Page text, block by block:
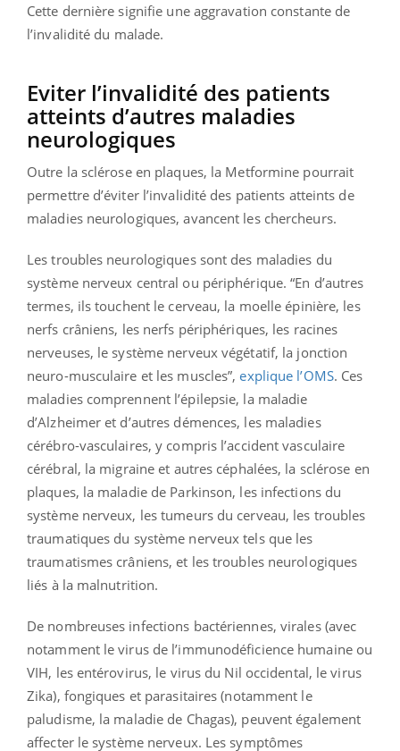
Cette dernière signifie une aggravation constante de
l’invalidité du malade.
Eviter l’invalidité des patients
atteints d’autres maladies
neurologiques
Outre la sclérose en plaques, la Metformine pourrait
permettre d’éviter l’invalidité des patients atteints de
maladies neurologiques, avancent les chercheurs.
Les troubles neurologiques sont des maladies du
système nerveux central ou périphérique. “En d’autres
termes, ils touchent le cerveau, la moelle épinière, les
nerfs crâniens, les nerfs périphériques, les racines
nerveuses, le système nerveux végétatif, la jonction
neuro-musculaire et les muscles”,explique l’OMS. Ces
maladies comprennent l’épilepsie, la maladie
d’Alzheimer et d’autres démences, les maladies
cérébro-vasculaires, y compris l’accident vasculaire
cérébral, la migraine et autres céphalées, la sclérose en
plaques, la maladie de Parkinson, les infections du
système nerveux, les tumeurs du cerveau, les troubles
traumatiques du système nerveux tels que les
traumatismes crâniens, et les troubles neurologiques
liés à la malnutrition.
De nombreuses infections bactériennes, virales (avec
notamment le virus de l’immunodéficience humaine ou
VIH, les entérovirus, le virus du Nil occidental, le virus
Zika), fongiques et parasitaires (notamment le
paludisme, la maladie de Chagas), peuvent également
affecter le système nerveux. Les symptômes